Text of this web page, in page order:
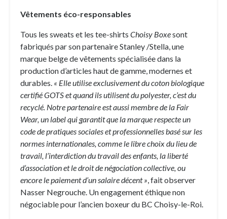
Vêtements éco-responsables
Tous les sweats et les tee-shirts Choisy Boxesont
fabriqués par son partenaire Stanley /Stella, une
marque belge de vêtements spécialisée dans la
production d’articles haut de gamme, modernes et
durables. « Elle utilise exclusivement du coton biologique
certifié GOTS et quand ils utilisent du polyester, c’est du
recyclé. Notre partenaire est aussi membre de la Fair
Wear, un label qui garantit que la marque respecte un
code de pratiques sociales et professionnelles basé sur les
normes internationales, comme le libre choix du lieu de
travail, l’interdiction du travail des enfants, la liberté
d’association et le droit de négociation collective, ou
encore le paiement d’un salaire décent », fait observer
Nasser Negrouche. Un engagement éthique non
négociable pour l’ancien boxeur du BC Choisy-le-Roi.